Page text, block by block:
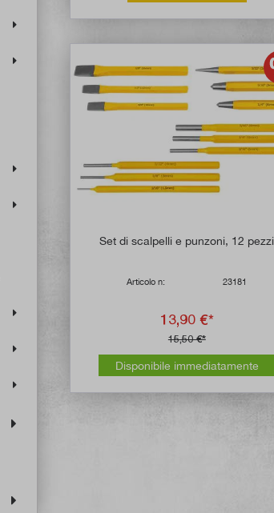
Set di scalpelli e punzoni, 12 pezzi
Articolo n: 23181
13,90 €*
15,50 €*
Disponibile immediatamente